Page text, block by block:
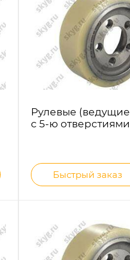
Рулевые
с 5-ю отверстиями
Быстрый заказ